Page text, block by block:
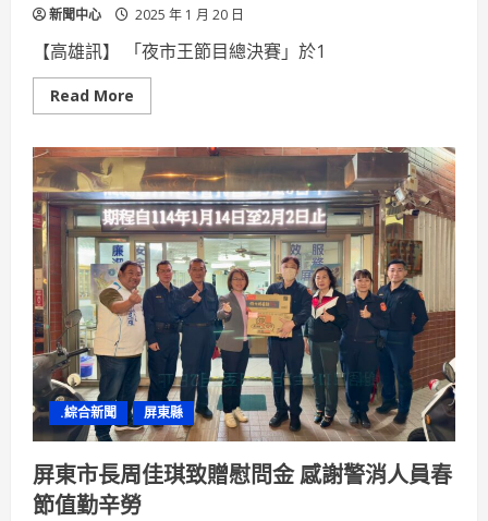
新聞中心 2025 年 1 月 20 日
【高雄訊】 「夜市王節目總決賽」於1
Read More
more
防
局
維
護
「夜
市
王
總
決
賽」
防
火
安
全，
確
保
節
目
圓
滿
順
利
！
.綜合新聞 屏東縣
屏東市長周佳琪致贈慰問金 感謝警消人員春
節值勤辛勞